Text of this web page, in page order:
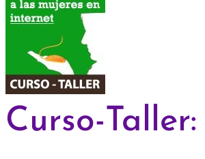
Curso-Taller: